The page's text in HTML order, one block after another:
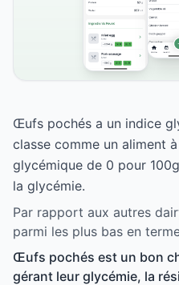
Œufs pochés a un indice
classe comme un aliment
glycémique de 0 pour
la glycémie.
Par rapport aux autres
parmi les plus bas en
Œufs pochés est un bon
gérant leur glycémie, la